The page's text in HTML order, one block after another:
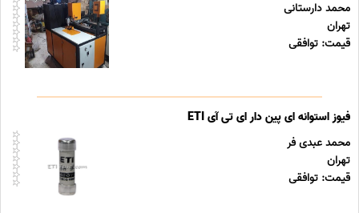
محمد دارستانی
تهران
قیمت: توافقی
فیوز استوانه ای پین دار ای تی آی ETI
محمد عبدی فر
تهران
قیمت: توافقی